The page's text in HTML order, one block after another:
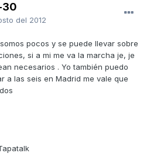
30
del 2012
pocos y se puede llevar sobre
si a mi me va la marcha je, je
necesarios . Yo también puedo
a las seis en Madrid me vale que